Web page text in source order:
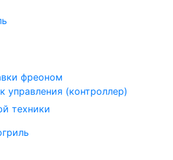
фреоном
управления (контроллер)
техники